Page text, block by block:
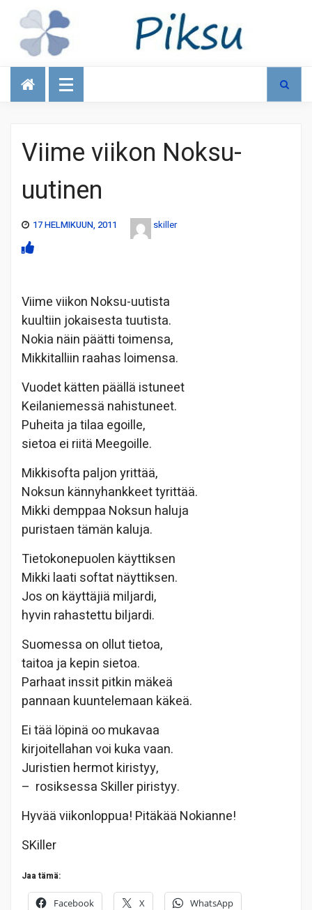
Talous
Viime viikon Noksu-
uutinen
17 HELMIKUUN, 2011 skiller
Viime viikon Noksu-uutista
kuultiin jokaisesta tuutista.
Nokia näin päätti toimensa,
Mikkitalliin raahas loimensa.
Vuodet kätten päällä istuneet
Keilaniemessä nahistuneet.
Puheita ja tilaa egoille,
sietoa ei riitä Meegoille.
Mikkisofta paljon yrittää,
Noksun kännyhankkeet tyrittää.
Mikki demppaa Noksun haluja
puristaen tämän kaluja.
Tietokonepuolen käyttiksen
Mikki laati softat näyttiksen.
Jos on käyttäjiä miljardi,
hyvin rahastettu biljardi.
Suomessa on ollut tietoa,
taitoa ja kepin sietoa.
Parhaat inssit pitkin mäkeä
pannaan kuuntelemaan käkeä.
Ei tää löpinä oo mukavaa
kirjoitellahan voi kuka vaan.
Juristien hermot kiristyy,
– rosiksessa Skiller piristyy.
Hyvää viikonloppua! Pitäkää Nokianne!
SKiller
Jaa tämä:
Facebook X WhatsApp